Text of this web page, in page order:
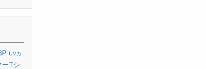
UVカ
ーTシ